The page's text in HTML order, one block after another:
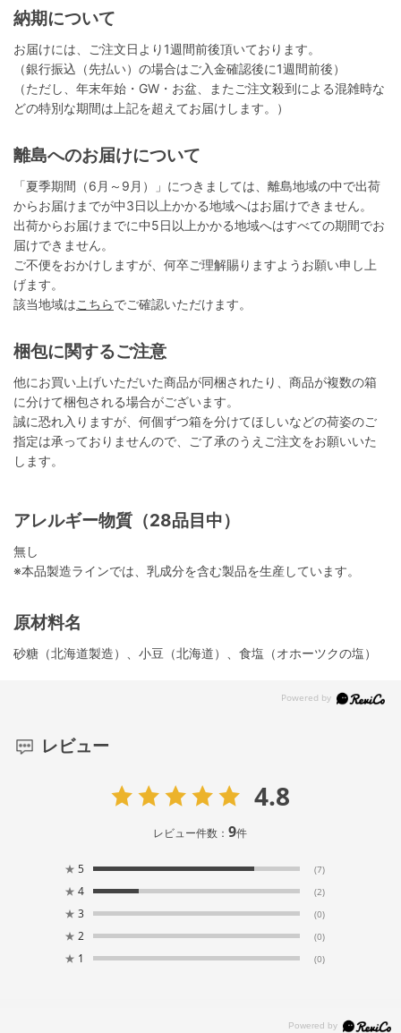
納期について
お届けには、ご注文日より1週間前後頂いております。
（銀行振込（先払い）の場合はご入金確認後に1週間前後）
（ただし、年末年始・GW・お盆、またご注文殺到による混雑時な
どの特別な期間は上記を超えてお届けします。）
離島へのお届けについて
「夏季期間（6月～9月）」につきましては、離島地域の中で出荷
からお届けまでが中3日以上かかる地域へはお届けできません。
出荷からお届けまでに中5日以上かかる地域へはすべての期間でお
届けできません。
ご不便をおかけしますが、何卒ご理解賜りますようお願い申し上
げます。
該当地域はこちらでご確認いただけます。
梱包に関するご注意
他にお買い上げいただいた商品が同梱されたり、商品が複数の箱
に分けて梱包される場合がございます。
誠に恐れ入りますが、何個ずつ箱を分けてほしいなどの荷姿のご
指定は承っておりませんので、ご了承のうえご注文をお願いいた
します。
アレルギー物質（28品目中）
無し
※本品製造ラインでは、乳成分を含む製品を生産しています。
原材料名
砂糖（北海道製造）、小豆（北海道）、食塩（オホーツクの塩）
レビュー
4.8
レビュー件数：9件
★ 5 (7)
★ 4 (2)
★ 3 (0)
★ 2 (0)
★ 1 (0)